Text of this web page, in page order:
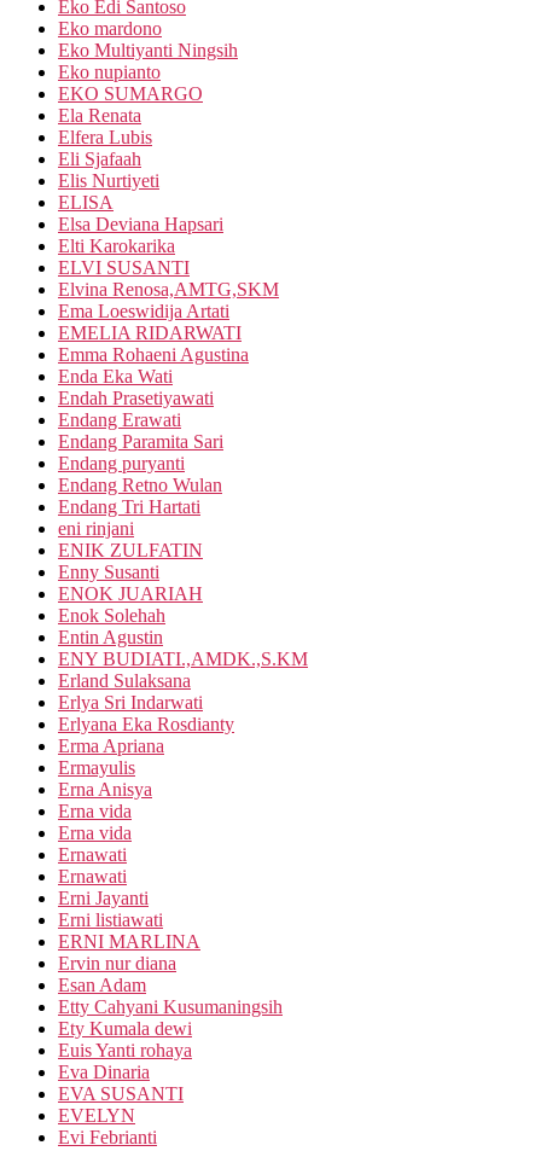
Eko Edi Santoso
Eko mardono
Eko Multiyanti Ningsih
Eko nupianto
EKO SUMARGO
Ela Renata
Elfera Lubis
Eli Sjafaah
Elis Nurtiyeti
ELISA
Elsa Deviana Hapsari
Elti Karokarika
ELVI SUSANTI
Elvina Renosa,AMTG,SKM
Ema Loeswidija Artati
EMELIA RIDARWATI
Emma Rohaeni Agustina
Enda Eka Wati
Endah Prasetiyawati
Endang Erawati
Endang Paramita Sari
Endang puryanti
Endang Retno Wulan
Endang Tri Hartati
eni rinjani
ENIK ZULFATIN
Enny Susanti
ENOK JUARIAH
Enok Solehah
Entin Agustin
ENY BUDIATI.,AMDK.,S.KM
Erland Sulaksana
Erlya Sri Indarwati
Erlyana Eka Rosdianty
Erma Apriana
Ermayulis
Erna Anisya
Erna vida
Erna vida
Ernawati
Ernawati
Erni Jayanti
Erni listiawati
ERNI MARLINA
Ervin nur diana
Esan Adam
Etty Cahyani Kusumaningsih
Ety Kumala dewi
Euis Yanti rohaya
Eva Dinaria
EVA SUSANTI
EVELYN
Evi Febrianti